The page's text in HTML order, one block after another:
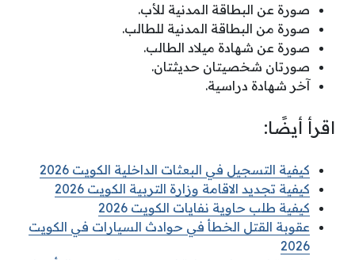
صورة عن البطاقة المدنية للأب.
صورة من البطاقة المدنية للطالب.
صورة عن شهادة ميلاد الطالب.
صورتان شخصيتان حديثتان.
آخر شهادة دراسية.
اقرأ أيضًا:
كيفية التسجيل في البعثات الداخلية الكويت 2026
كيفية تجديد الاقامة وزارة التربية الكويت 2026
كيفية طلب حاوية نفايات الكويت 2026
عقوبة القتل الخطأ في حوادث السيارات في الكويت
2026